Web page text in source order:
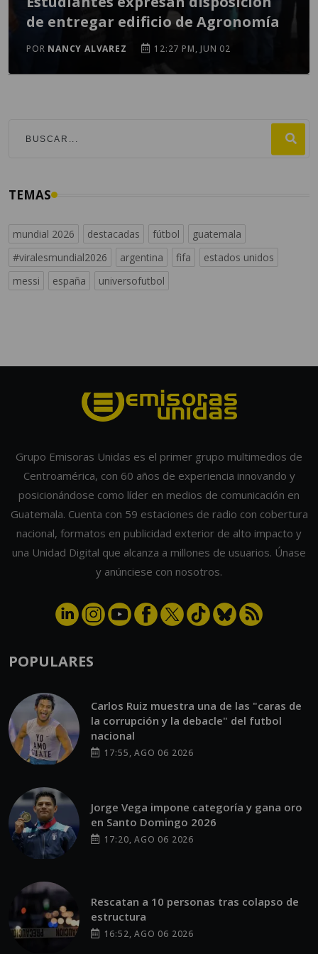
de entregar edificio de Agronomía
POR NANCY ALVAREZ 12:27 PM, JUN 02
TEMAS
mundial 2026 destacadas fútbol
guatemala
#viralesmundial2026
argentina fifa
estados unidos
messi
españa universofutbol
Grupo Emisoras Unidas es el primer grupo multimedios de
Centroamérica, con 60 años de experiencia innovando y
posicionándose como líder en medios de comunicación en
Guatemala. Cuenta con 59 estaciones de radio con cobertura
nacional, formatos en publicidad exterior de alto impacto y
una Unidad Digital que alcanza a millones de usuarios. Únase
y anúnciese con nosotros.
POPULARES
Carlos Ruiz muestra una de las "caras de
la corrupción y la debacle" del futbol
nacional
17:55, AGO 06 2026
Jorge Vega impone categoría y gana oro
en Santo Domingo 2026
17:20, AGO 06 2026
Rescatan a 10 personas tras colapso de
estructura
16:52, AGO 06 2026